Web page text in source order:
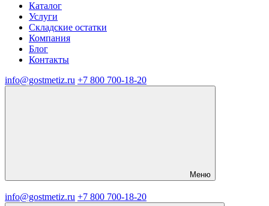
Каталог
Услуги
Складские остатки
Компания
Блог
Контакты
info@gostmetiz.ru +7 800 700-18-20
Меню
info@gostmetiz.ru +7 800 700-18-20